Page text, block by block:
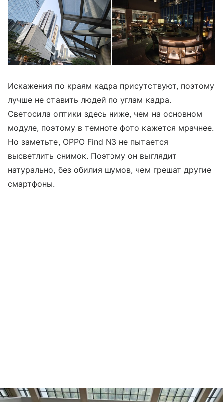
Искажения по краям кадра присутствуют, поэтому
лучше не ставить людей по углам кадра.
Светосила оптики здесь ниже, чем на основном
модуле, поэтому в темноте фото кажется мрачнее.
Но заметьте, OPPO Find N3 не пытается
высветлить снимок. Поэтому он выглядит
натурально, без обилия шумов, чем грешат другие
смартфоны.